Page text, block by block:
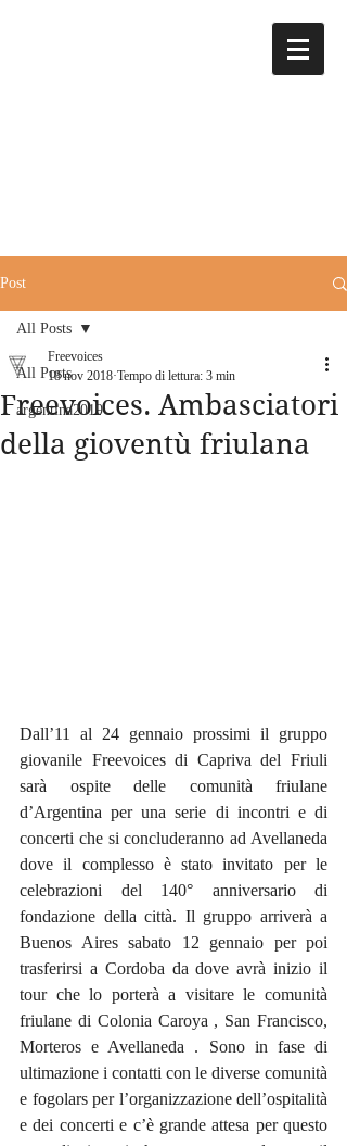
Post
All Posts
argentina2019
All Posts
Freevoices. Ambasciatori
della gioventù friulana
Freevoices
18 nov 2018 Tempo di lettura: 3 min
Dall’11 al 24 gennaio prossimi il gruppo
giovanile Freevoices di Capriva del Friuli
sarà ospite delle comunità friulane
d’Argentina per una serie di incontri e di
concerti che si concluderanno ad Avellaneda
dove il complesso è stato invitato per le
celebrazioni del 140° anniversario di
fondazione della città. Il gruppo arriverà a
Buenos Aires sabato 12 gennaio per poi
trasferirsi a Cordoba da dove avrà inizio il
tour che lo porterà a visitare le comunità
friulane di Colonia Caroya , San Francisco,
Morteros e Avellaneda . Sono in fase di
ultimazione i contatti con le diverse comunità
e fogolars per l’organizzazione dell’ospitalità
e dei concerti e c’è grande attesa per questo